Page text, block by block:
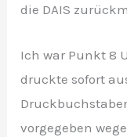
die DAIS
Ich war Punkt 8
druckte sofort
vorgegeben